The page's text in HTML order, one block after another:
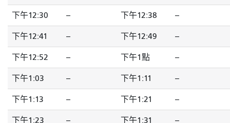
下午12:30 -- 下午12:38 --
下午12:41 -- 下午12:49 --
下午12:52 -- 下午1點 --
下午1:03 -- 下午1:11 --
下午1:13 -- 下午1:21 --
下午1:23 -- 下午1:31 --